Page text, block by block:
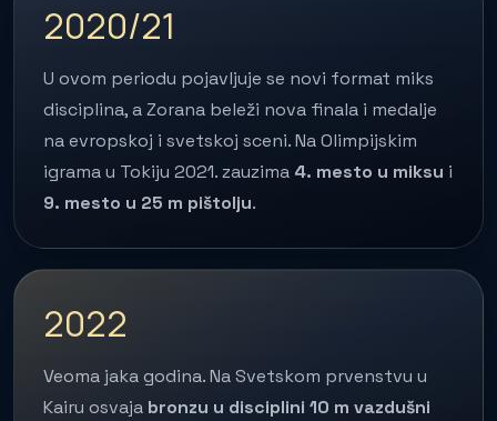
2020/21
U ovom periodu pojavljuje se novi format miks
disciplina, a Zorana beleži nova finala i medalje
na evropskoj i svetskoj sceni. Na Olimpijskim
igrama u Tokiju 2021. zauzima 4. mesto u miksu i
9. mesto u 25 m pištolju.
2022
Veoma jaka godina. Na Svetskom prvenstvu u
Kairu osvaja bronzu u disciplini 10 m vazdušni